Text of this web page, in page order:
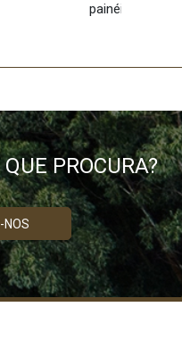
painéis
PROCURA?
NOS